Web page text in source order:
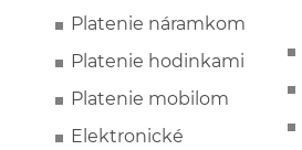
Platenie náramkom
Platenie hodinkami
Platenie mobilom
Elektronické